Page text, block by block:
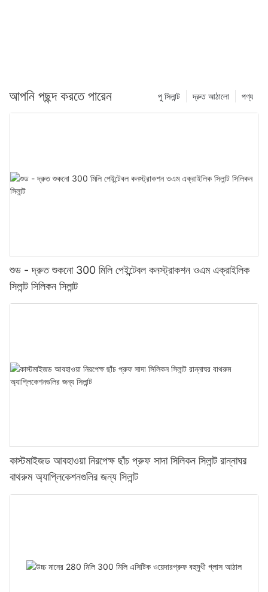
আপনি পছন্দ করতে পারেন পণ্য
দ্রুত আঠালো
পু সিলান্ট
শুড - দ্রুত শুকনো 300 মিলি পেইন্টেবল কনস্ট্রাকশন ওএম এক্রাইলিক
সিলান্ট সিলিকন সিলান্ট
কাস্টমাইজড আবহাওয়া নিরপেক্ষ ছাঁচ প্রুফ সাদা সিলিকন সিলান্ট রান্নাঘর
বাথরুম অ্যাপ্লিকেশনগুলির জন্য সিলান্ট